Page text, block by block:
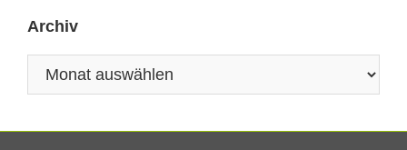
Archiv